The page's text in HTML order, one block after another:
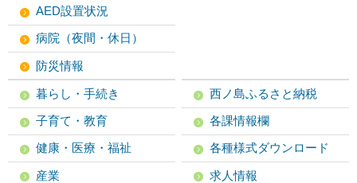
AED設置状況
病院（夜間・休日）
防災情報
暮らし・手続き
子育て・教育
健康・医療・福祉
産業
西ノ島ふるさと納税
各課情報欄
各種様式ダウンロード
求人情報